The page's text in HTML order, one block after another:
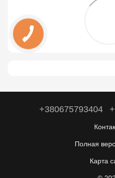
+380675793404
Полная
Карта